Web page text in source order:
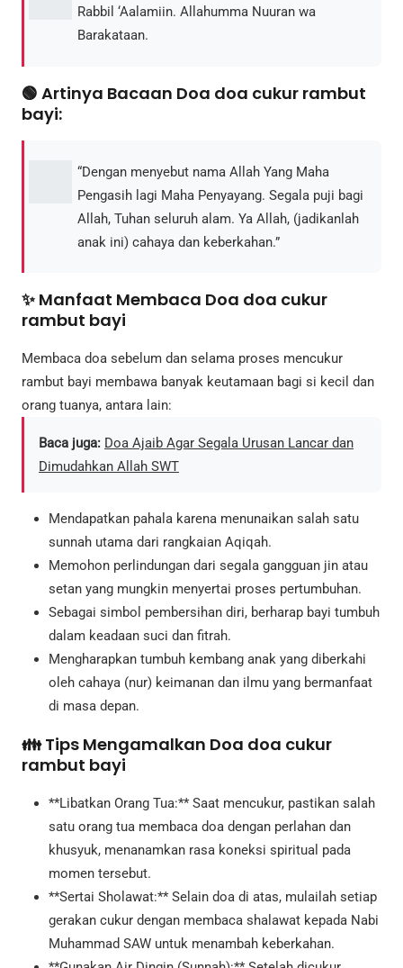
Rabbil ‘Aalamiin. Allahumma Nuuran wa
Barakataan.
🟢 Artinya Bacaan Doa doa cukur rambut
bayi:
“Dengan menyebut nama Allah Yang Maha
Pengasih lagi Maha Penyayang. Segala puji bagi
Allah, Tuhan seluruh alam. Ya Allah, (jadikanlah
anak ini) cahaya dan keberkahan.”
✨ Manfaat Membaca Doa doa cukur
rambut bayi
Membaca doa sebelum dan selama proses mencukur
rambut bayi membawa banyak keutamaan bagi si kecil dan
orang tuanya, antara lain:
Baca juga: Doa Ajaib Agar Segala Urusan Lancar dan
Dimudahkan Allah SWT
Mendapatkan pahala karena menunaikan salah satu
sunnah utama dari rangkaian Aqiqah.
Memohon perlindungan dari segala gangguan jin atau
setan yang mungkin menyertai proses pertumbuhan.
Sebagai simbol pembersihan diri, berharap bayi tumbuh
dalam keadaan suci dan fitrah.
Mengharapkan tumbuh kembang anak yang diberkahi
oleh cahaya (nur) keimanan dan ilmu yang bermanfaat
di masa depan.
👪 Tips Mengamalkan Doa doa cukur
rambut bayi
**Libatkan Orang Tua:** Saat mencukur, pastikan salah
satu orang tua membaca doa dengan perlahan dan
khusyuk, menanamkan rasa koneksi spiritual pada
momen tersebut.
**Sertai Sholawat:** Selain doa di atas, mulailah setiap
gerakan cukur dengan membaca shalawat kepada Nabi
Muhammad SAW untuk menambah keberkahan.